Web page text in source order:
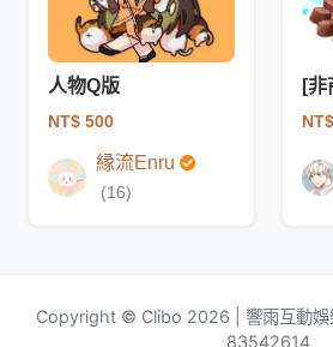
人物Q版
NT$ 500
縁流Enru
(16)
[非
Copyright © Clibo 2026 | 響雨互動娛
83542614